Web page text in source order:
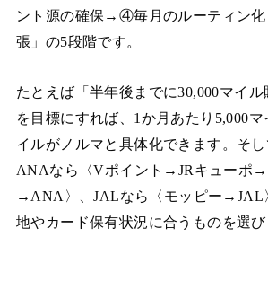
ント源の確保→④毎月のルーティン
張」の5段階です。
たとえば「半年後までに30,000マイル
を目標にすれば、1か月あたり5,000
イルがノルマと具体化できます。そ
ANAなら〈Vポイント→JRキューポ
→ANA〉、JALなら〈モッピー→JAL
地やカード保有状況に合うものを選び